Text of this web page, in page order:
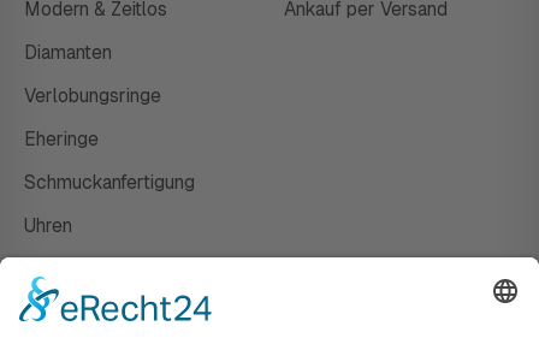
Modern & Zeitlos
Diamanten
Verlobungsringe
Eheringe
Schmuckanfertigung
Uhren
Ankauf per Versand